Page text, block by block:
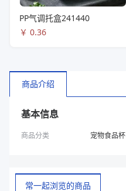
PP气调托盒241440
￥ 0.36
商品介绍
基本信息
商品分类 宠物食品杯
常一起浏览的商品